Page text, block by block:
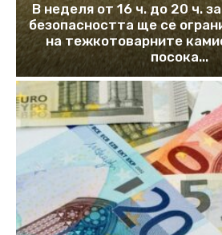
В неделя от 16 ч. до 20 ч.
безопасността ще се
на тежкотоварните
посока...